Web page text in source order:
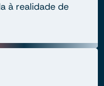
à realidade de